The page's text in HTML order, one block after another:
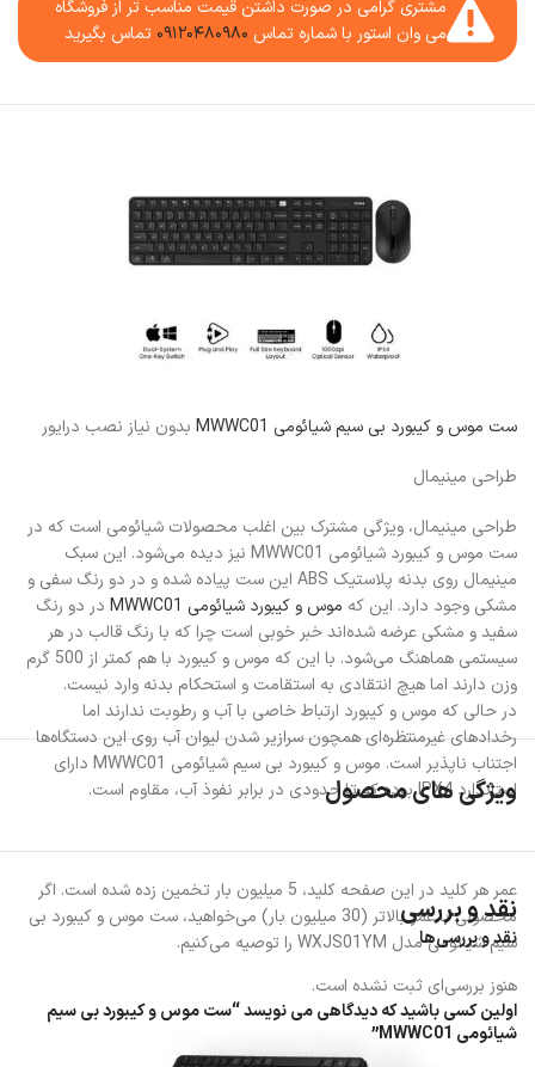
مشتری گرامی در صورت داشتن قیمت مناسب تر از فروشگاه
می وان استور با شماره تماس ۰۹۱۲۰۴۸۰۹۸۰ تماس بگیرید
ست موس و کیبورد بی سیم شیائومی MWWC01
بدون نیاز نصب درایور
طراحی مینیمال
طراحی مینیمال، ویژگی مشترک بین اغلب محصولات شیائومی است که در
ست موس و کیبورد شیائومی MWWC01 نیز دیده می‌شود. این سبک
مینیمال روی بدنه پلاستیک ABS این ست پیاده شده و در دو رنگ سفی و
مشکی وجود دارد. این که موس و کیبورد شیائومی MWWC01
در دو رنگ
سفید و مشکی عرضه شده‌اند خبر خوبی است چرا که با رنگ قالب در هر
سیستمی هماهنگ می‌شود. با این که موس و کیبورد با هم کمتر از 500 گرم
وزن دارند اما هیچ انتقادی به استقامت و استحکام بدنه وارد نیست.
در حالی که موس و کیبورد ارتباط خاصی با آب و رطوبت ندارند اما
رخدادهای غیرمنتظره‌ای همچون سرازیر شدن لیوان آب روی این دستگاه‌ها
اجتناب ناپذیر است. موس و کیبورد بی سیم شیائومی MWWC01 دارای
استاندارد IPX4 بوده که تا حدودی در برابر نفوذ آب، مقاوم است.
عمر هر کلید در این صفحه کلید، 5 میلیون بار تخمین زده شده است. اگر
محصولی با عمر بالاتر (30 میلیون بار) می‌خواهید، ست موس و کیبورد بی
سیم شیائومی مدل WXJS01YM را توصیه می‌کنیم.
ویژگی های محصول
نقد و بررسی
نقد و بررسی‌ها
هنوز بررسی‌ای ثبت نشده است.
اولین کسی باشید که دیدگاهی می نویسد “ست موس و کیبورد بی سیم
شیائومی MWWC01”